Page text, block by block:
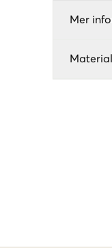
Mer
Material